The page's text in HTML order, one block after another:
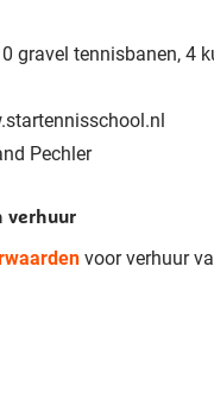
gravel tennisbanen, 4
Pechler
verhuur
voor verhuur